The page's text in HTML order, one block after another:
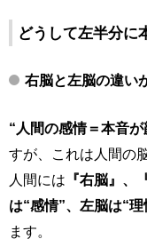
どうして左半分に
右脳と左脳の違い
“人間の感情＝本音
すが、これは人間の
人間には 『右脳』、
は“感情”、左脳は“理
ます。